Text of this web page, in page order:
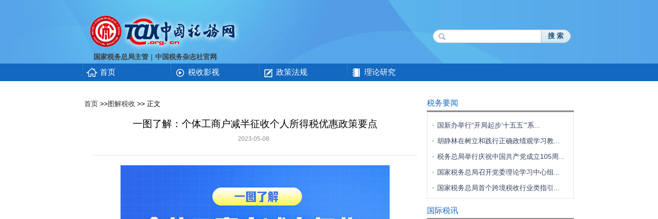
国家税务总局主管 ｜ 中国税务杂志社官网
搜 索
首页 税收影视 政策法规 理论研究
首页 >>图解税收 >> 正文
一图了解：个体工商户减半征收个人所得税优惠政策要点
2023-05-08
税务要闻
国新办举行“开局起步‘十五五’”系...
胡静林在树立和践行正确政绩观学习教...
税务总局举行庆祝中国共产党成立105周...
国家税务总局召开党委理论学习中心组...
国家税务总局首个跨境税收行业类指引...
国际税讯